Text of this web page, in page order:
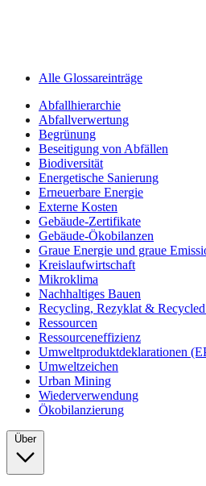
Alle Glossareinträge
Abfallhierarchie
Abfallverwertung
Begrünung
Beseitigung von Abfällen
Biodiversität
Energetische Sanierung
Erneuerbare Energie
Externe Kosten
Gebäude-Zertifikate
Gebäude-Ökobilanzen
Graue Energie und graue
Kreislaufwirtschaft
Mikroklima
Nachhaltiges Bauen
Recycling, Rezyklat &
Ressourcen
Ressourceneffizienz
Umweltprodukt­deklarationen
Umweltzeichen
Urban Mining
Wiederverwendung
Ökobilanzierung
Über